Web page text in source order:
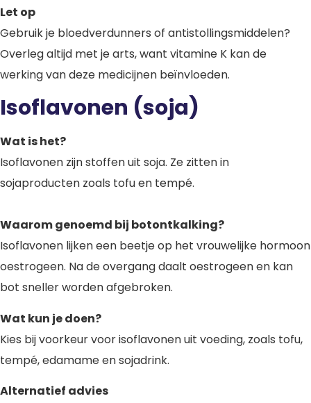
Let op
Gebruik je bloedverdunners of antistollingsmiddelen?
Overleg altijd met je arts, want vitamine K kan de
werking van deze medicijnen beïnvloeden.
Isoflavonen (soja)
Wat is het?
Isoflavonen zijn stoffen uit soja. Ze zitten in
sojaproducten zoals tofu en tempé.
Waarom genoemd bij botontkalking?
Isoflavonen lijken een beetje op het vrouwelijke hormoon
oestrogeen. Na de overgang daalt oestrogeen en kan
bot sneller worden afgebroken.
Wat kun je doen?
Kies bij voorkeur voor isoflavonen uit voeding, zoals tofu,
tempé, edamame en sojadrink.
Alternatief advies